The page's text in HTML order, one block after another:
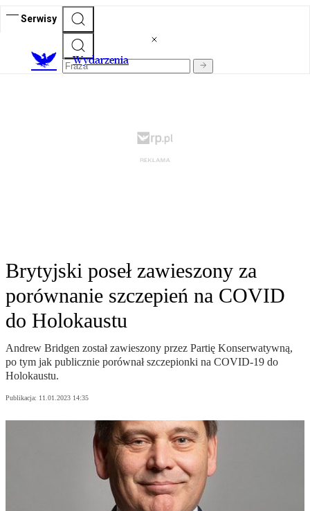
Serwisy
Wydarzenia
Brytyjski poseł zawieszony za
porównanie szczepień na COVID
do Holokaustu
Andrew Bridgen został zawieszony przez Partię Konserwatywną,
po tym jak publicznie porównał szczepionki na COVID-19 do
Holokaustu.
Publikacja: 11.01.2023 14:35